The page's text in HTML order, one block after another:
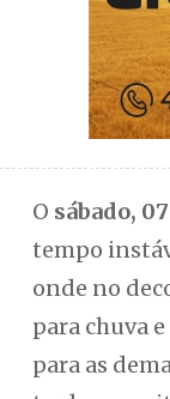
O sábado,
tempo
onde no
para chuva
para as